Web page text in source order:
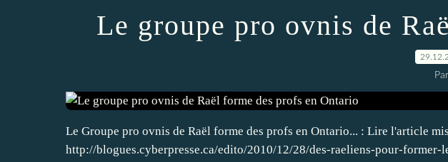
Le groupe pro ovnis de
Le Groupe pro ovnis de Raël forme des profs en Ontario... : Lire l'article
http://blogues.cyberpresse.ca/edito/2010/12/28/des-raeliens-pour-former-